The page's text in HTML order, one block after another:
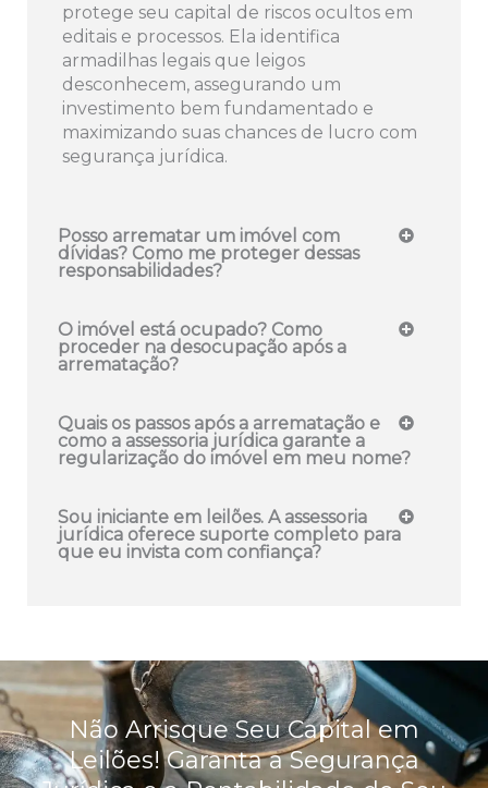
protege seu capital de riscos ocultos em
editais e processos. Ela identifica
armadilhas legais que leigos
desconhecem, assegurando um
investimento bem fundamentado e
maximizando suas chances de lucro com
segurança jurídica.
Posso arrematar um imóvel com
dívidas? Como me proteger dessas
responsabilidades?
O imóvel está ocupado? Como
proceder na desocupação após a
arrematação?
Quais os passos após a arrematação e
como a assessoria jurídica garante a
regularização do imóvel em meu nome?
Sou iniciante em leilões. A assessoria
jurídica oferece suporte completo para
que eu invista com confiança?
Não Arrisque Seu Capital em
Leilões! Garanta a Segurança